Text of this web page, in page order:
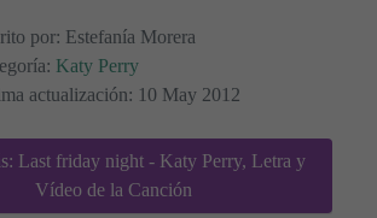
por: Estefanía Morera
Katy Perry
actualización: 10 May 2012
Last friday night - Katy Perry, Letra y
Vídeo de la Canción